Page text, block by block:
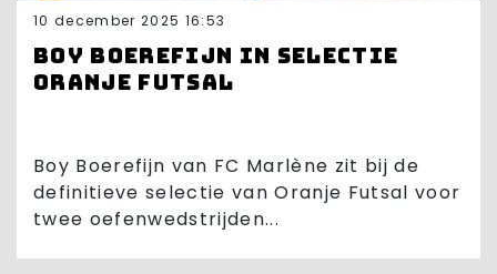
10 december 2025 16:53
Boy Boerefijn in selectie
Oranje Futsal
Boy Boerefijn van FC Marlène zit bij de
definitieve selectie van Oranje Futsal voor
twee oefenwedstrijden...